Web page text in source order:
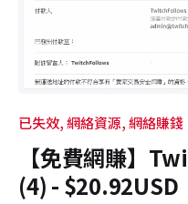
已失效 網絡資源 網絡賺錢
【免費網賺】
(4) - $20.92USD